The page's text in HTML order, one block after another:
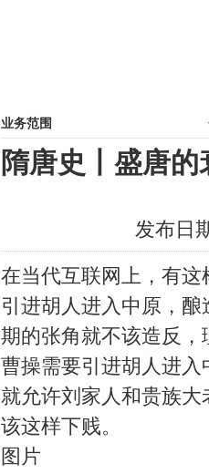
业务范围
隋唐史丨盛唐
发布日
在当代互联网上，有
引进胡人进入中原，
期的张角就不该造反
曹操需要引进胡人进
就允许刘家人和贵族
该这样下贱。
图片